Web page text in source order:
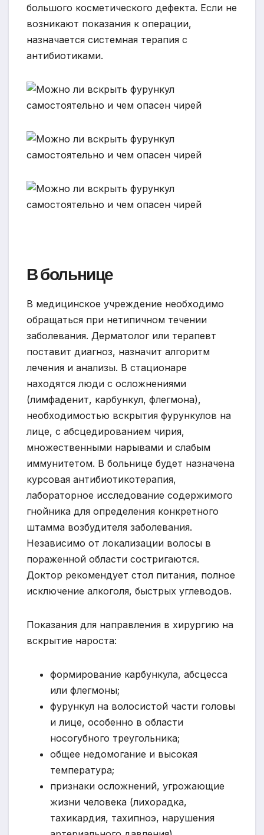
большого косметического дефекта. Если не
возникают показания к операции,
назначается системная терапия с
антибиотиками.
В больнице
В медицинское учреждение необходимо
обращаться при нетипичном течении
заболевания. Дерматолог или терапевт
поставит диагноз, назначит алгоритм
лечения и анализы. В стационаре
находятся люди с осложнениями
(лимфаденит, карбункул, флегмона),
необходимостью вскрытия фурункулов на
лице, с абсцедированием чирия,
множественными нарывами и слабым
иммунитетом. В больнице будет назначена
курсовая антибиотикотерапия,
лабораторное исследование содержимого
гнойника для определения конкретного
штамма возбудителя заболевания.
Независимо от локализации волосы в
пораженной области состригаются.
Доктор рекомендует стол питания, полное
исключение алкоголя, быстрых углеводов.
Показания для направления в хирургию на
вскрытие нароста:
формирование карбункула, абсцесса
или флегмоны;
фурункул на волосистой части головы
и лице, особенно в области
носогубного треугольника;
общее недомогание и высокая
температура;
признаки осложнений, угрожающие
жизни человека (лихорадка,
тахикардия, тахипноэ, нарушения